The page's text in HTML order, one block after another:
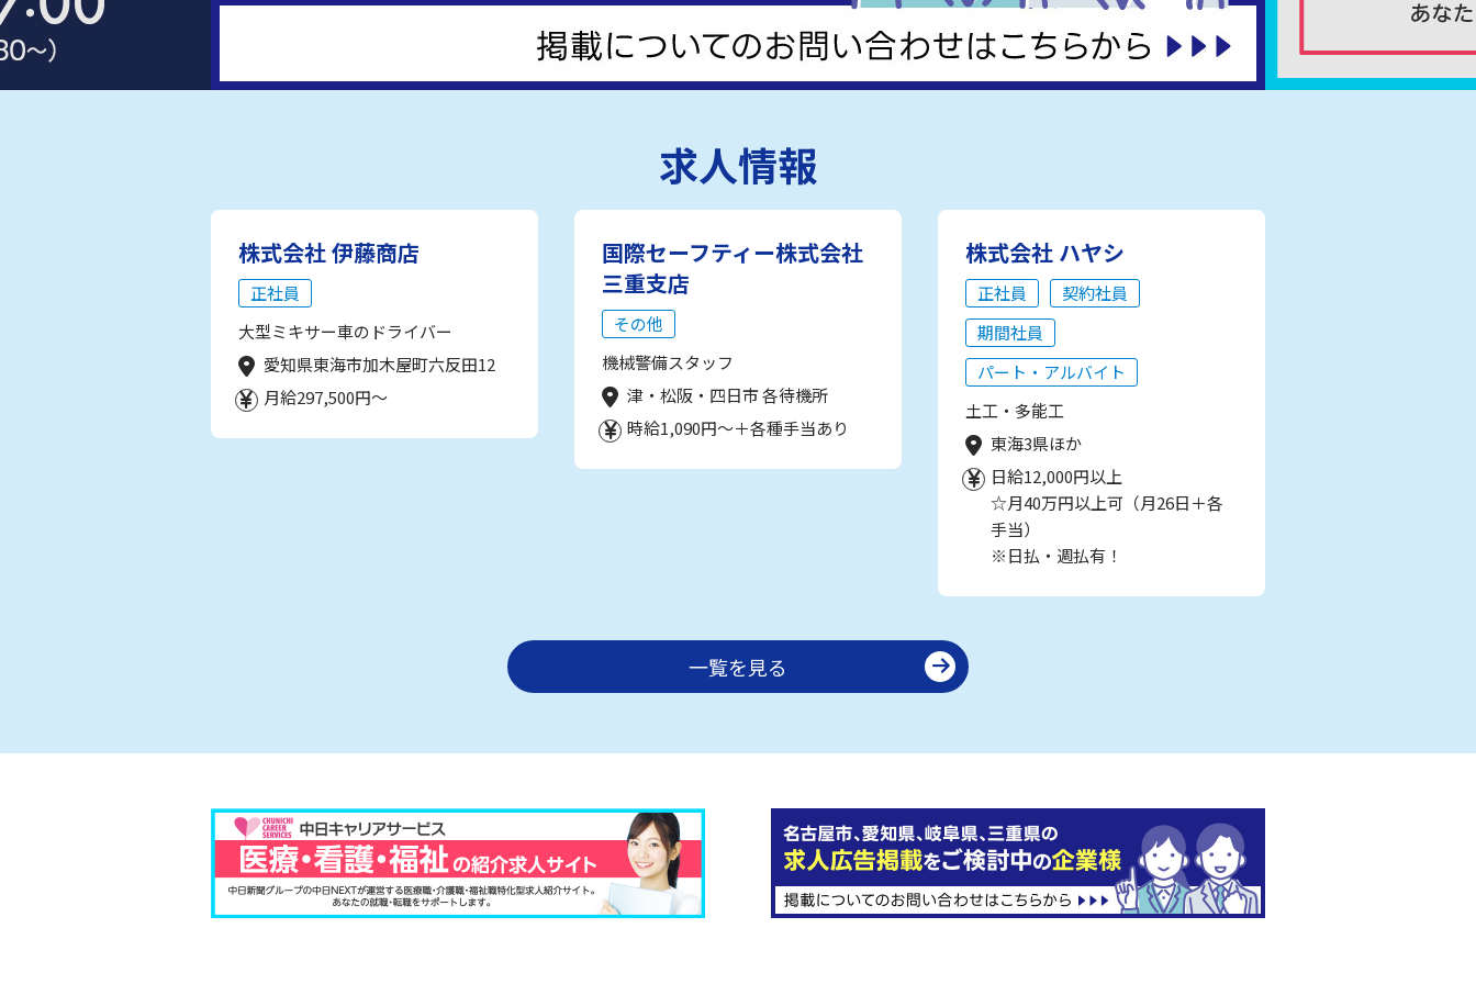
求人情報
株式会社 伊藤商店
正社員
大型ミキサー車のドライバー
愛知県東海市加木屋町六反田12
月給297,500円～
国際セーフティー株式会社
三重支店
その他
機械警備スタッフ
津・松阪・四日市 各待機所
時給1,090円～＋各種手当あり
株式会社 ハヤシ
正社員
契約社員
期間社員
パート・アルバイト
土工・多能工
東海3県ほか
日給12,000円以上
☆月40万円以上可（月26日＋各
手当）
※日払・週払有！
一覧を見る